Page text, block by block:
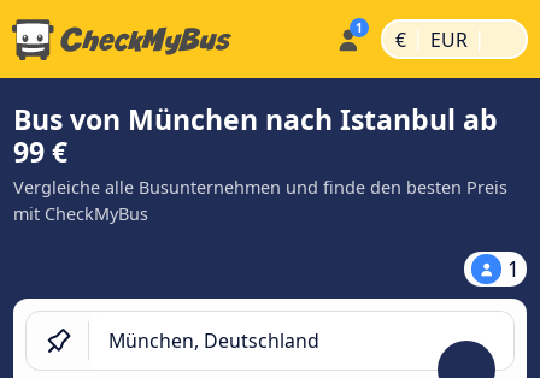
€ | EUR |
Bus von München nach Istanbul ab
99 €
Vergleiche alle Busunternehmen und finde den besten Preis
mit CheckMyBus
1